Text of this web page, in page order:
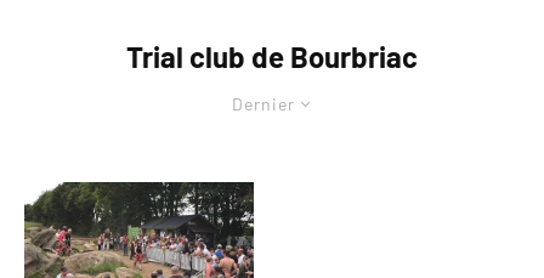
Trial club de Bourbriac
Dernier